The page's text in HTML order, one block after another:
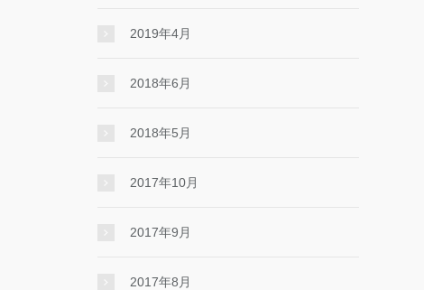
2019年4月
2018年6月
2018年5月
2017年10月
2017年9月
2017年8月